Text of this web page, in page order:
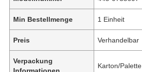
Min Bestellmenge 1 Einheit
Preis Verhandelbar
Verpackung
Informationen
Karton/Palette